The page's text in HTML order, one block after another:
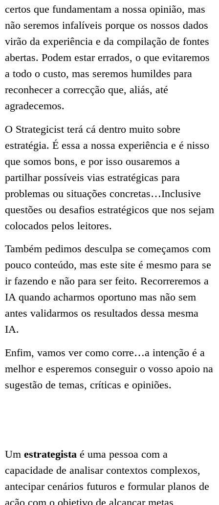
certos que fundamentam a nossa opinião, mas
não seremos infalíveis porque os nossos dados
virão da experiência e da compilação de fontes
abertas. Podem estar errados, o que evitaremos
a todo o custo, mas seremos humildes para
reconhecer a correcção que, aliás, até
agradecemos.
O Strategicist terá cá dentro muito sobre
estratégia. É essa a nossa experiência e é nisso
que somos bons, e por isso ousaremos a
partilhar possíveis vias estratégicas para
problemas ou situações concretas…Inclusive
questões ou desafios estratégicos que nos sejam
colocados pelos leitores.
Também pedimos desculpa se começamos com
pouco conteúdo, mas este site é mesmo para se
ir fazendo e não para ser feito. Recorreremos a
IA quando acharmos oportuno mas não sem
antes validarmos os resultados dessa mesma
IA.
Enfim, vamos ver como corre…a intenção é a
melhor e esperemos conseguir o vosso apoio na
sugestão de temas, críticas e opiniões.
Um estrategista é uma pessoa com a
capacidade de analisar contextos complexos,
antecipar cenários futuros e formular planos de
ação com o objetivo de alcançar metas